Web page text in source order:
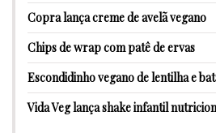
Copra lança creme de avelã vegano
Chips de wrap com patê de ervas
Escondidinho vegano de lentilha e
Vida Veg lança shake infantil